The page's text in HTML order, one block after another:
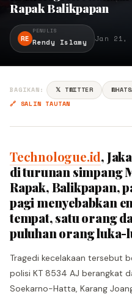
Rapak Balikpapan
RE
PENULIS
Rendy Islamy Jan 21,
BAGIKAN: 𝕏 TWITTER
🔗 SALIN TAUTAN
Technologue.id,
di turunan simpang
Rapak, Balikpapan,
pagi menyebabkan
tempat, satu orang
puluhan orang luka-
Tragedi kecelakaan tersebut
polisi KT 8534 AJ berangkat
Soekarno-Hatta, Karang